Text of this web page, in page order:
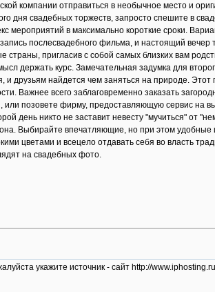
компании отправиться в необычное место и
дня свадебных торжеств, запросто спешите в
мероприятий в максимально короткие сроки.
послесвадебного фильма, и настоящий
пригласив с собой самых близких вам
держать курс. Замечательная задумка для
и друзьям найдется чем заняться на природе.
Важнее всего заблаговременно заказать
позовете фирму, предоставляющую сервис на
день никто не заставит невесту "мучиться" от
Выбирайте впечатляющие, но при этом удобные
цветами и всецело отдавать себя во власть
на свадебных фото.
укажите источник - сайт http://